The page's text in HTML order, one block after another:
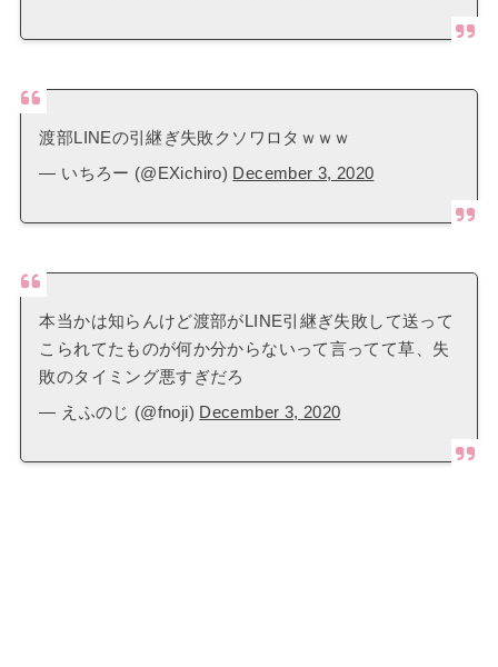
渡部LINEの引継ぎ失敗クソワロタｗｗｗ
— いちろー (@EXichiro) December 3, 2020
本当かは知らんけど渡部がLINE引継ぎ失敗して送って
こられてたものが何か分からないって言ってて草、失
敗のタイミング悪すぎだろ
— えふのじ (@fnoji) December 3, 2020